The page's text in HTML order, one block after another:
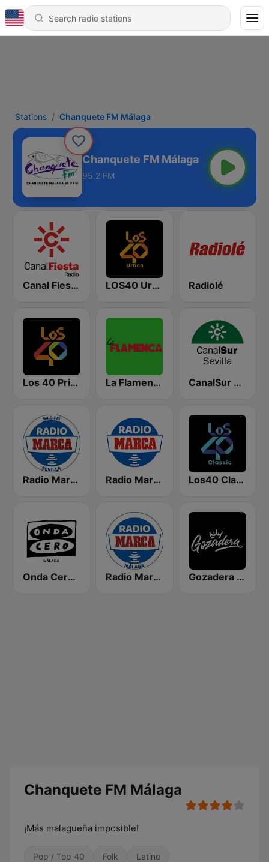
Stations Chanquete FM Málaga
Chanquete FM Málaga
95.2 FM
Canal Fiesta Radio LOS40 Urban Radiolé
Los 40 Principales La Flamenca CanalSur Radio Sevilla
Radio Marca Sevilla Radio Marca Nacional Los40 Classic
Onda Cero Málaga Radio Marca Málaga Gozadera FM
Chanquete FM Málaga
¡Más malagueña imposible!
Pop / Top 40 Folk Latino